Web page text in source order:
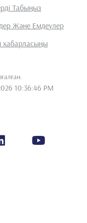
Табыңыз
Және Емдеулер
хабарласыңы
10:36:46 PM